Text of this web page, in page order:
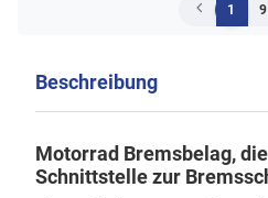
1 9
Beschreibung
Motorrad Bremsbelag,
Schnittstelle zur